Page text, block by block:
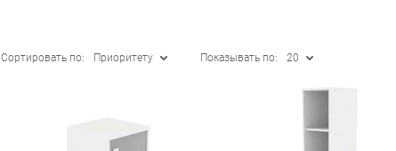
Сортировать по: Приоритету Показывать по: 20